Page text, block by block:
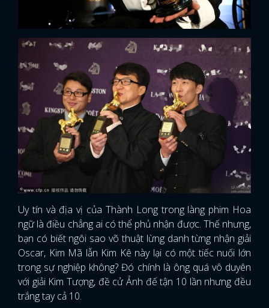
x
ĐĂNG NHẬP
Uy tín và địa vị của Thành Long trong làng phim Hoa
ngữ là điều chẳng ai có thể phủ nhận được. Thế nhưng,
bạn có biết ngôi sao võ thuật lừng danh từng nhận giải
Oscar, Kim Mã lẫn Kim Kê này lại có một tiếc nuối lớn
trong sự nghiệp không? Đó chính là ông quá vô duyên
với giải Kim Tượng, đề cử Ảnh đế tận 10 lần nhưng đều
trắng tay cả 10.